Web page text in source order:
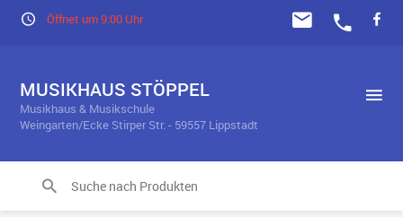
Öffnet um 9:00 Uhr
MUSIKHAUS STÖPPEL
Musikhaus & Musikschule
Weingarten/Ecke Stirper Str. - 59557 Lippstadt